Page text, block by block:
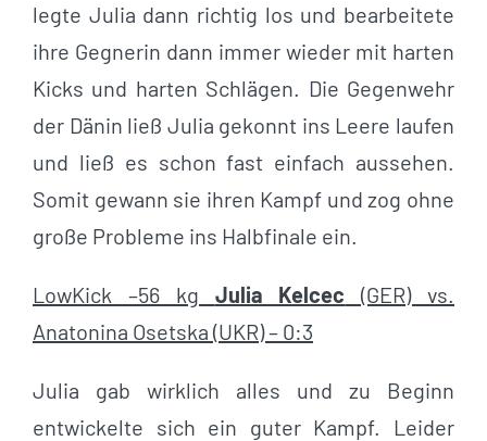
legte Julia dann richtig los und bearbeitete
ihre Gegnerin dann immer wieder mit harten
Kicks und harten Schlägen. Die Gegenwehr
der Dänin ließ Julia gekonnt ins Leere laufen
und ließ es schon fast einfach aussehen.
Somit gewann sie ihren Kampf und zog ohne
große Probleme ins Halbfinale ein.
LowKick –56 kg Julia Kelcec (GER) vs.
Anatonina Osetska (UKR) – 0:3
Julia gab wirklich alles und zu Beginn
entwickelte sich ein guter Kampf. Leider